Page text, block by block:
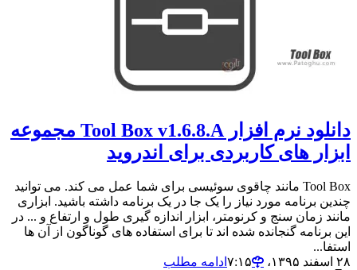
دانلود نرم افزار Tool Box v1.6.8.A مجموعه
ابزار های کاربردی برای اندروید
Tool Box مانند چاقوی سوئیسی برای شما عمل می کند. می توانید
چندین برنامه مورد نیاز را یک جا در یک برنامه داشته باشید. ابزاری
مانند زمان سنج و کرنومتر، ابزار اندازه گیری طول و ارتفاع و ... در
این برنامه گنجانده شده اند تا برای استفاده های گوناگون از آن ها
استفا...
۲۸ اسفند ۱۳۹۵،‏ ۷:۱۵
ادامه مطلب